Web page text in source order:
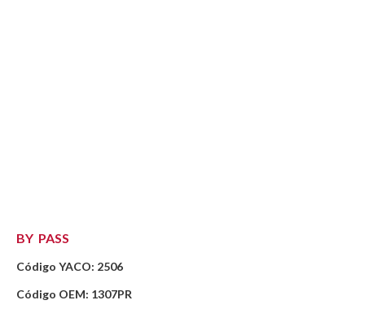
BY PASS
Código YACO: 2506
Código OEM: 1307PR